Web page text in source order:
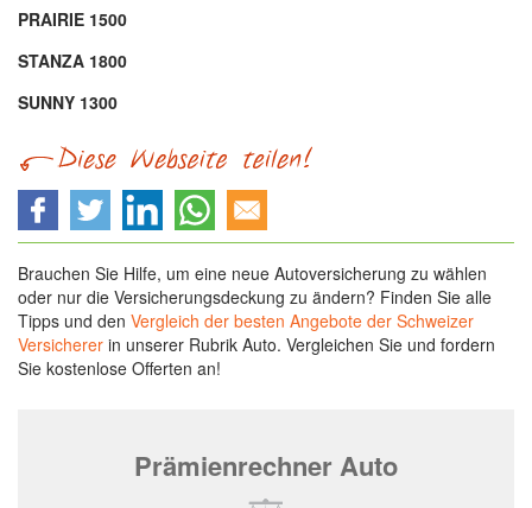
PRAIRIE 1500
STANZA 1800
SUNNY 1300
Brauchen Sie Hilfe, um eine neue Autoversicherung zu wählen
oder nur die Versicherungsdeckung zu ändern? Finden Sie alle
Tipps und den Vergleich der besten Angebote der Schweizer
Versicherer in unserer Rubrik Auto. Vergleichen Sie und fordern
Sie kostenlose Offerten an!
Prämienrechner Auto